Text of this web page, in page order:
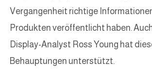
Vergangenheit richtige
Produkten veröffentlicht haben.
Display-Analyst Ross Young hat
Behauptungen unterstützt.